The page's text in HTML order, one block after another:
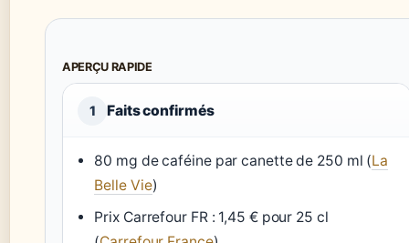
APERÇU RAPIDE
1 Faits confirmés
80 mg de caféine par canette de 250 ml (La
Belle Vie)
Prix Carrefour FR : 1,45 € pour 25 cl